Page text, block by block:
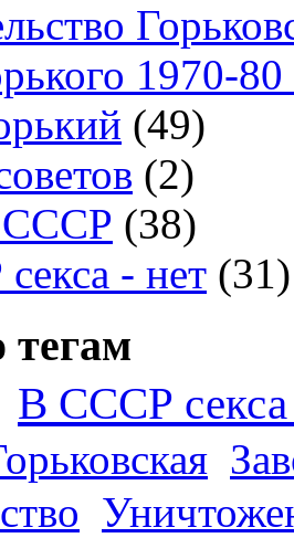
1970-80
(49)
(2)
СССР (38)
- нет (31)
тегам
В СССР секса